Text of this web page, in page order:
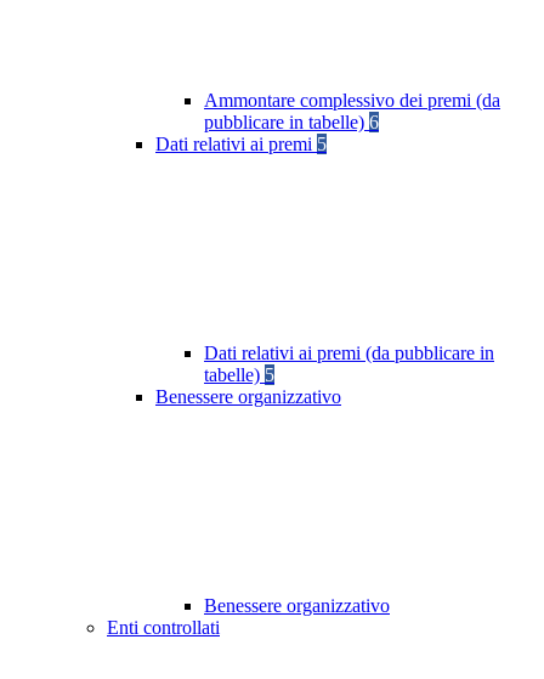
Ammontare complessivo dei premi (da
pubblicare in tabelle) 6
Dati relativi ai premi 5
Dati relativi ai premi (da pubblicare in
tabelle) 5
Benessere organizzativo
Benessere organizzativo
Enti controllati